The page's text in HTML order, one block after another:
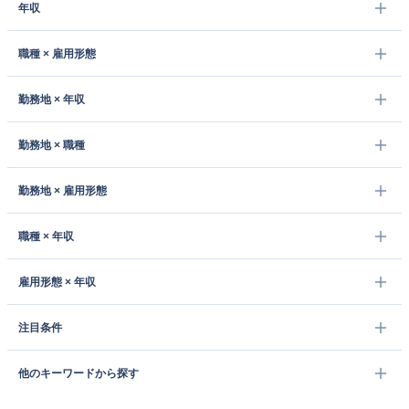
年収
職種 × 雇用形態
勤務地 × 年収
勤務地 × 職種
勤務地 × 雇用形態
職種 × 年収
雇用形態 × 年収
注目条件
他のキーワードから探す